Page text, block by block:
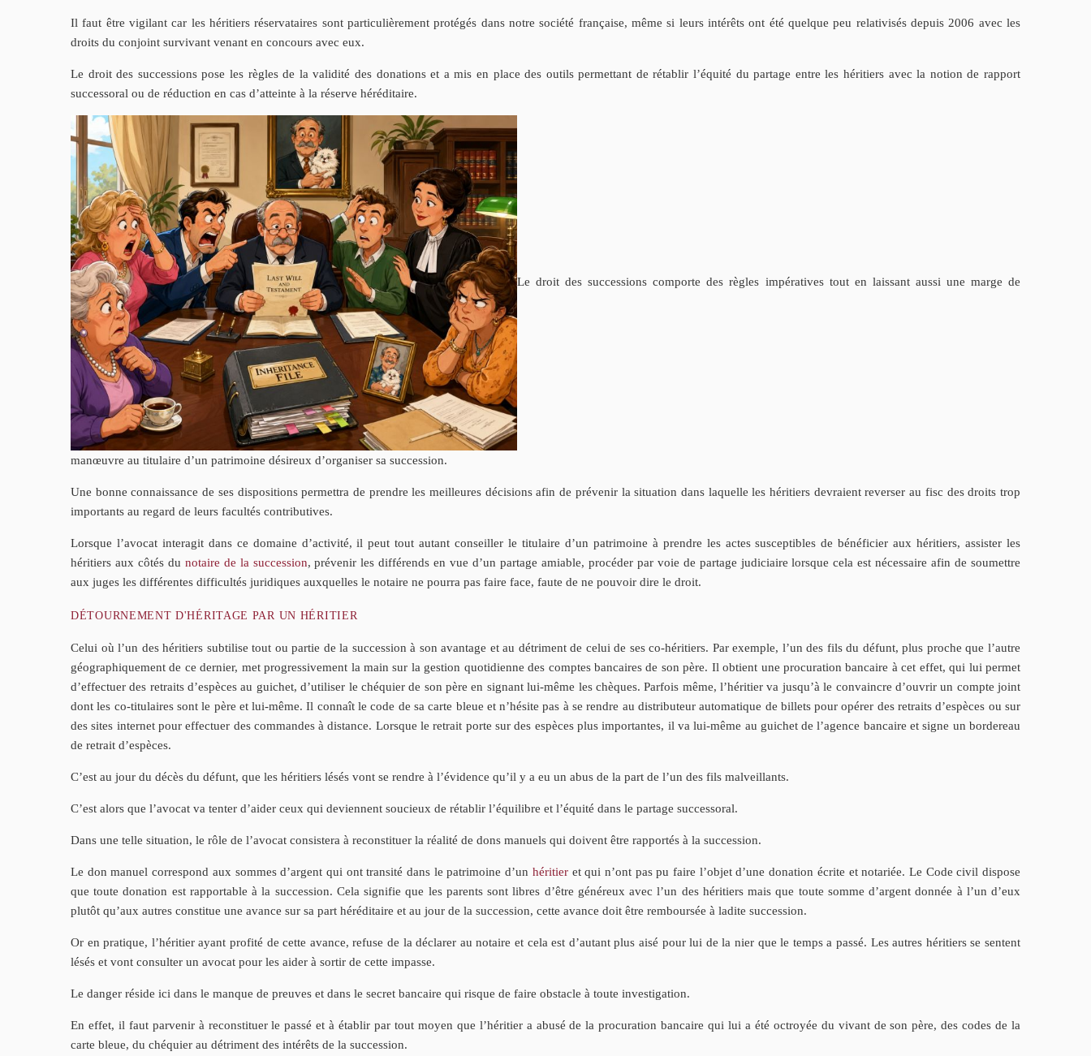
Il faut être vigilant car les héritiers réservataires sont particulièrement protégés dans notre société française, même si leurs intérêts ont été quelque peu relativisés depuis 2006 avec les
droits du conjoint survivant venant en concours avec eux.
Le droit des successions pose les règles de la validité des donations et a mis en place des outils permettant de rétablir l’équité du partage entre les héritiers avec la notion de rapport
successoral ou de réduction en cas d’atteinte à la réserve héréditaire.
Le droit des successions comporte des règles impératives tout en laissant aussi une marge de
manœuvre au titulaire d’un patrimoine désireux d’organiser sa succession.
Une bonne connaissance de ses dispositions permettra de prendre les meilleures décisions afin de prévenir la situation dans laquelle les héritiers devraient reverser au fisc des droits trop
importants au regard de leurs facultés contributives.
Lorsque l’avocat interagit dans ce domaine d’activité, il peut tout autant conseiller le titulaire d’un patrimoine à prendre les actes susceptibles de bénéficier aux héritiers, assister les
héritiers aux côtés du notaire de la succession, prévenir les différends en vue d’un partage amiable, procéder par voie de partage judiciaire lorsque cela est nécessaire afin de soumettre
aux juges les différentes difficultés juridiques auxquelles le notaire ne pourra pas faire face, faute de ne pouvoir dire le droit.
DÉTOURNEMENT D'HÉRITAGE PAR UN HÉRITIER
Celui où l’un des héritiers subtilise tout ou partie de la succession à son avantage et au détriment de celui de ses co-héritiers. Par exemple, l’un des fils du défunt, plus proche que l’autre
géographiquement de ce dernier, met progressivement la main sur la gestion quotidienne des comptes bancaires de son père. Il obtient une procuration bancaire à cet effet, qui lui permet
d’effectuer des retraits d’espèces au guichet, d’utiliser le chéquier de son père en signant lui-même les chèques. Parfois même, l’héritier va jusqu’à le convaincre d’ouvrir un compte joint
dont les co-titulaires sont le père et lui-même. Il connaît le code de sa carte bleue et n’hésite pas à se rendre au distributeur automatique de billets pour opérer des retraits d’espèces ou sur
des sites internet pour effectuer des commandes à distance. Lorsque le retrait porte sur des espèces plus importantes, il va lui-même au guichet de l’agence bancaire et signe un bordereau
de retrait d’espèces.
C’est au jour du décès du défunt, que les héritiers lésés vont se rendre à l’évidence qu’il y a eu un abus de la part de l’un des fils malveillants.
C’est alors que l’avocat va tenter d’aider ceux qui deviennent soucieux de rétablir l’équilibre et l’équité dans le partage successoral.
Dans une telle situation, le rôle de l’avocat consistera à reconstituer la réalité de dons manuels qui doivent être rapportés à la succession.
Le don manuel correspond aux sommes d’argent qui ont transité dans le patrimoine d’un héritieret qui n’ont pas pu faire l’objet d’une donation écrite et notariée. Le Code civil dispose
que toute donation est rapportable à la succession. Cela signifie que les parents sont libres d’être généreux avec l’un des héritiers mais que toute somme d’argent donnée à l’un d’eux
plutôt qu’aux autres constitue une avance sur sa part héréditaire et au jour de la succession, cette avance doit être remboursée à ladite succession.
Or en pratique, l’héritier ayant profité de cette avance, refuse de la déclarer au notaire et cela est d’autant plus aisé pour lui de la nier que le temps a passé. Les autres héritiers se sentent
lésés et vont consulter un avocat pour les aider à sortir de cette impasse.
Le danger réside ici dans le manque de preuves et dans le secret bancaire qui risque de faire obstacle à toute investigation.
En effet, il faut parvenir à reconstituer le passé et à établir par tout moyen que l’héritier a abusé de la procuration bancaire qui lui a été octroyée du vivant de son père, des codes de la
carte bleue, du chéquier au détriment des intérêts de la succession.